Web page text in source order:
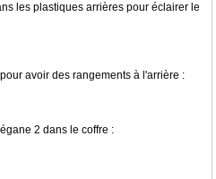
les plastiques arrières pour éclairer le
avoir des rangements à l'arrière :
2 dans le coffre :